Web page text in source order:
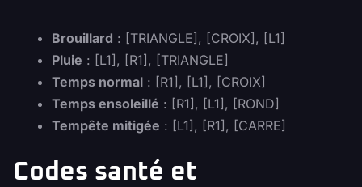
Brouillard : [TRIANGLE], [CROIX], [L1]
Pluie : [L1], [R1], [TRIANGLE]
Temps normal : [R1], [L1], [CROIX]
Temps ensoleillé : [R1], [L1], [ROND]
Tempête mitigée : [L1], [R1], [CARRE]
Codes santé et